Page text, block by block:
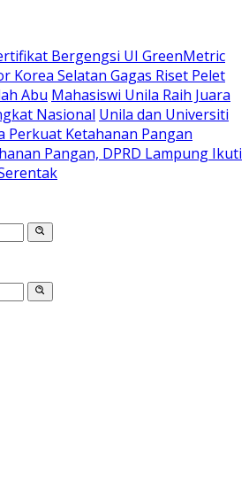
Bergengsi UI GreenMetric
Korea Selatan Gagas Riset Pelet
Abu Mahasiswi Unila Raih Juara
Nasional Unila dan Universiti
Perkuat Ketahanan Pangan
Pangan, DPRD Lampung Ikuti